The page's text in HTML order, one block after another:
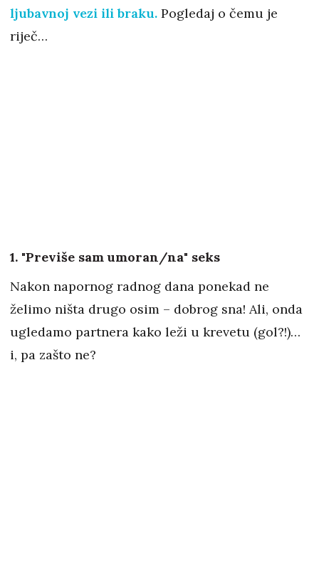
ljubavnoj vezi ili braku. Pogledaj o čemu je
riječ…
1. "Previše sam umoran/na" seks
Nakon napornog radnog dana ponekad ne
želimo ništa drugo osim – dobrog sna! Ali, onda
ugledamo partnera kako leži u krevetu (gol?!)…
i, pa zašto ne?